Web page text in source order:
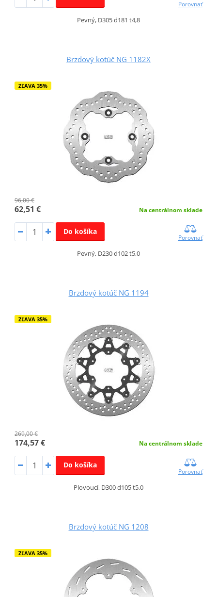
Porovnať
Pevný, D305 d181 t4,8
Brzdový kotúč NG 1182X
ZĽAVA 35%
96,00 €
62,51 € Na centrálnom sklade
Do košíka
Porovnať
Pevný, D230 d102 t5,0
Brzdový kotúč NG 1194
ZĽAVA 35%
269,00 €
174,57 € Na centrálnom sklade
Do košíka
Porovnať
Plovoucí, D300 d105 t5,0
Brzdový kotúč NG 1208
ZĽAVA 35%